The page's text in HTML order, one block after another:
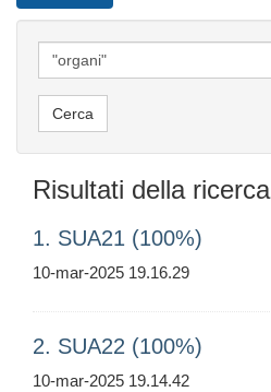
Risultati della ricerca
1. SUA21 (100%)
10-mar-2025 19.16.29
2. SUA22 (100%)
10-mar-2025 19.14.42